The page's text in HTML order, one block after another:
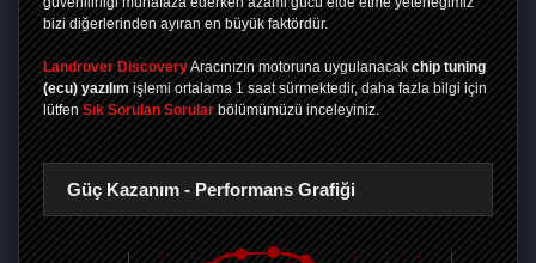
bizi diğerlerinden ayıran en büyük faktördür.
Landrover DiscoveryAracınızın motoruna uygulanacak chip tuning
(ecu) yazılım işlemi ortalama 1 saat sürmektedir, daha fazla bilgi için
lütfen Sık Sorulan Sorular bölümümüzü inceleyiniz.
Güç Kazanım - Performans Grafiği